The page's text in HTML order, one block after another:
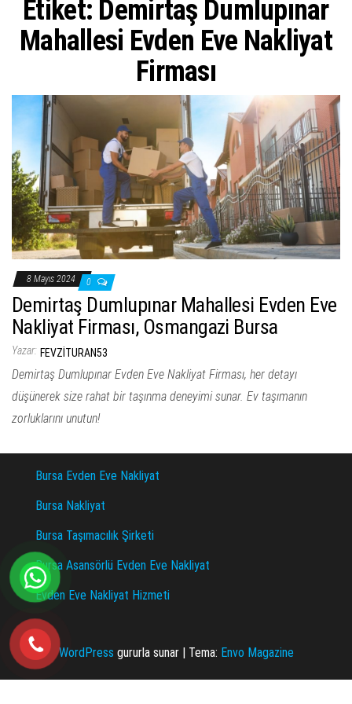
t
i
Etiket: Demirtaş Dumlupınar
Mahallesi Evden Eve Nakliyat
Firması
8 Mayıs 2024 0
Demirtaş Dumlupınar Mahallesi Evden Eve
Nakliyat Firması, Osmangazi Bursa
Yazar: FEVZITURAN53
Demirtaş Dumlupınar Evden Eve Nakliyat Firması, her detayı
düşünerek size rahat bir taşınma deneyimi sunar. Ev taşımanın
zorluklarını unutun!
Bursa Evden Eve Nakliyat
Bursa Nakliyat
Bursa Taşımacılık Şirketi
Bursa Asansörlü Evden Eve Nakliyat
Evden Eve Nakliyat Hizmeti
WordPress gururla sunar | Tema: Envo Magazine